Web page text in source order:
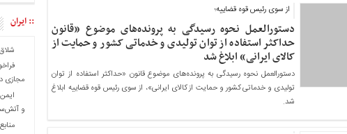
از سوی رئیس قوه قضاییه؛
دستورالعمل نحوه رسیدگی به پرونده‌های موضوع «قانون
حداکثر استفاده از توان تولیدی و خدماتی کشور و حمایت از
کالای ایرانی» ابلاغ شد
دستورالعمل نحوه رسیدگی به پرونده‌های موضوع قانون «حداکثر استفاده از توان
تولیدی و خدماتی کشور و حمایت از کالای ایرانی»، از سوی رئیس قوه قضاییه ابلاغ
شد.
:: ایران
مجازی
و